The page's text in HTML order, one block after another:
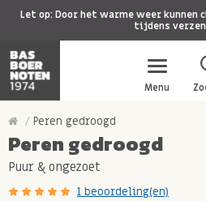
Let op: Door het warme weer kunnen
tijdens
Menu
Peren gedroogd
Peren gedroogd
Puur & ongezoet
1 beoordeling(en)